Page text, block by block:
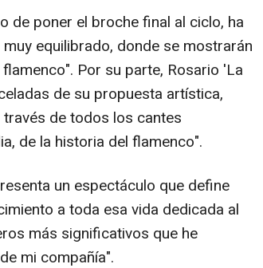
de poner el broche final al ciclo, ha
equilibrado, donde se mostrarán
Por su parte, Rosario 'La
de su propuesta artística,
de todos los cantes
de la historia del flamenco".
un espectáculo que define
a toda esa vida dedicada al
más significativos que he
mi compañía".